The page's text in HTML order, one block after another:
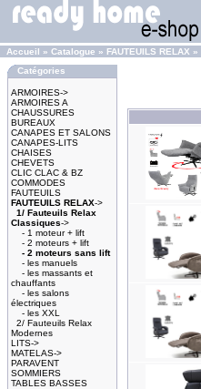
Accueil » Catalogue » FAUTEUILS RELAX »
Catégories
ARMOIRES->
ARMOIRES A
CHAUSSURES
BUREAUX
CANAPES ET SALONS
CANAPES-LITS
CHAISES
CHEVETS
CLIC CLAC & BZ
COMMODES
FAUTEUILS
FAUTEUILS RELAX->
1/ Fauteuils Relax
Classiques->
- 1 moteur + lift
- 2 moteurs + lift
- 2 moteurs sans lift
- les manuels
- les massants et
chauffants
- les salons
électriques
- les XXL
2/ Fauteuils Relax
Modernes
LITS->
MATELAS->
PARAVENT
SOMMIERS
TABLES BASSES